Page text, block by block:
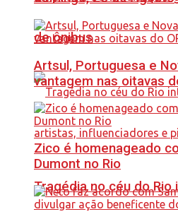
de ônibus
Tragédia no céu do
Artsul, Portuguesa e
vantagem nas oitavas
Zico é homenageado
Dumont no Rio